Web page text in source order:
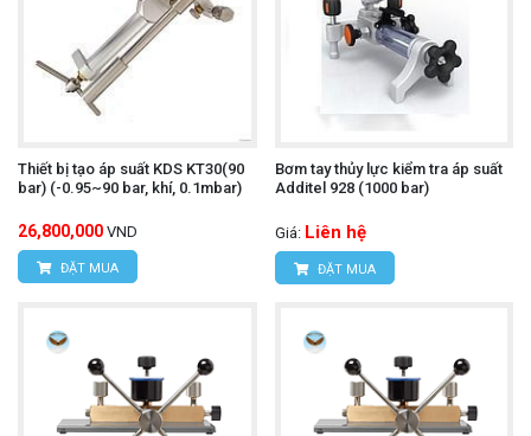
Thiết bị tạo áp suất KDS KT30(90
bar) (-0.95~90 bar, khí, 0.1mbar)
26,800,000 VND
ĐẶT MUA
Bơm tay thủy lực kiểm tra áp suất
Additel 928 (1000 bar)
Giá: Liên hệ
ĐẶT MUA